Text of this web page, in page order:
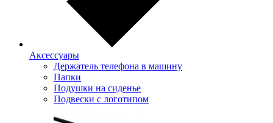
Аксессуары
Держатель телефона в машину
Папки
Подушки на сиденье
Подвески с логотипом